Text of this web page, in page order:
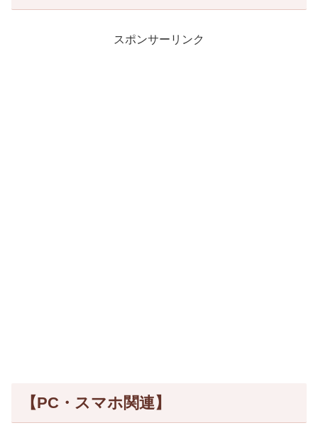
スポンサーリンク
【PC・スマホ関連】